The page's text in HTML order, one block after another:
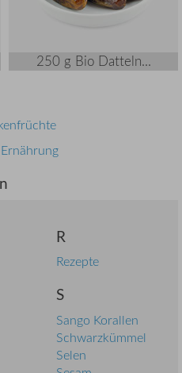
250 g Bio Datteln...
R
Rezepte
S
Sango Korallen
Schwarzkümmel
Selen